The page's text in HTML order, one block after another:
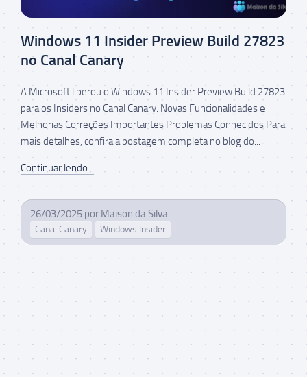
Windows 11 Insider Preview Build 27823
no Canal Canary
A Microsoft liberou o Windows 11 Insider Preview Build 27823
para os Insiders no Canal Canary. Novas Funcionalidades e
Melhorias Correções Importantes Problemas Conhecidos Para
mais detalhes, confira a postagem completa no blog do...
Continuar lendo...
26/03/2025 por Maison da Silva
Canal Canary Windows Insider